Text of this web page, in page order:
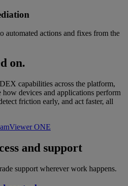
automated actions and fixes from the
on.
capabilities across the platform,
how devices and applications perform
friction early, and act faster, all
ONE
and support
support wherever work happens.